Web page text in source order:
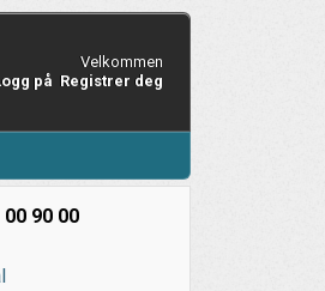
Velkommen
på Registrer deg
90 00